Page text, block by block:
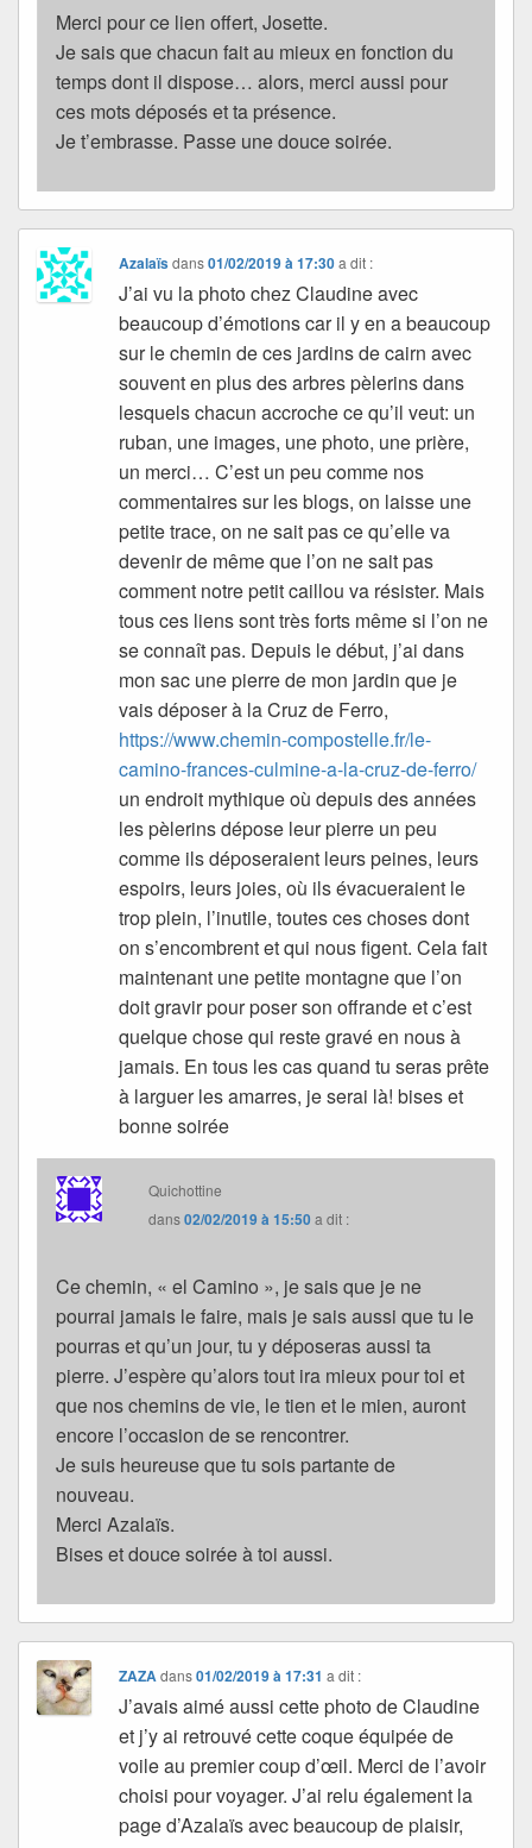
Merci pour ce lien offert, Josette.
Je sais que chacun fait au mieux en fonction du
temps dont il dispose… alors, merci aussi pour
ces mots déposés et ta présence.
Je t’embrasse. Passe une douce soirée.
Azalaïsdans01/02/2019 à 17:30 a dit :
J’ai vu la photo chez Claudine avec
beaucoup d’émotions car il y en a beaucoup
sur le chemin de ces jardins de cairn avec
souvent en plus des arbres pèlerins dans
lesquels chacun accroche ce qu’il veut: un
ruban, une images, une photo, une prière,
un merci… C’est un peu comme nos
commentaires sur les blogs, on laisse une
petite trace, on ne sait pas ce qu’elle va
devenir de même que l’on ne sait pas
comment notre petit caillou va résister. Mais
tous ces liens sont très forts même si l’on ne
se connaît pas. Depuis le début, j’ai dans
mon sac une pierre de mon jardin que je
vais déposer à la Cruz de Ferro,
https://www.chemin-compostelle.fr/le-
camino-frances-culmine-a-la-cruz-de-ferro/
un endroit mythique où depuis des années
les pèlerins dépose leur pierre un peu
comme ils déposeraient leurs peines, leurs
espoirs, leurs joies, où ils évacueraient le
trop plein, l’inutile, toutes ces choses dont
on s’encombrent et qui nous figent. Cela fait
maintenant une petite montagne que l’on
doit gravir pour poser son offrande et c’est
quelque chose qui reste gravé en nous à
jamais. En tous les cas quand tu seras prête
à larguer les amarres, je serai là! bises et
bonne soirée
Quichottine
dans02/02/2019 à 15:50a dit :
Ce chemin, « el Camino », je sais que je ne
pourrai jamais le faire, mais je sais aussi que tu le
pourras et qu’un jour, tu y déposeras aussi ta
pierre. J’espère qu’alors tout ira mieux pour toi et
que nos chemins de vie, le tien et le mien, auront
encore l’occasion de se rencontrer.
Je suis heureuse que tu sois partante de
nouveau.
Merci Azalaïs.
Bises et douce soirée à toi aussi.
ZAZAdans01/02/2019 à 17:31 a dit :
J’avais aimé aussi cette photo de Claudine
et j’y ai retrouvé cette coque équipée de
voile au premier coup d’œil. Merci de l’avoir
choisi pour voyager. J’ai relu également la
page d’Azalaïs avec beaucoup de plaisir,